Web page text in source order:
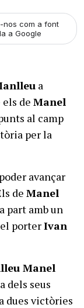
nos com a font
a Google
a
els de Manel
al camp
per la
avançar
de Manel
part amb un
porterIvan
Manel
dels seus
dues victòries